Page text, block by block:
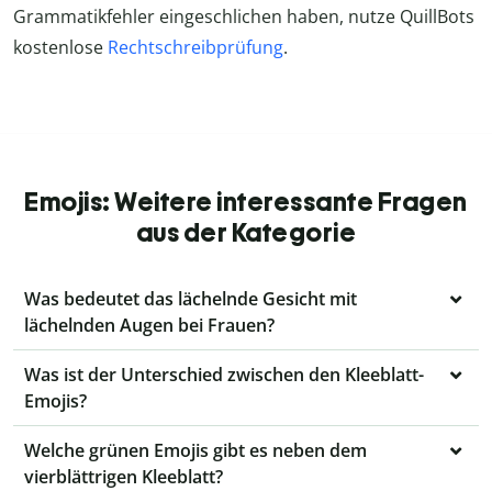
Grammatikfehler eingeschlichen haben, nutze QuillBots
kostenlose Rechtschreibprüfung.
Emojis: Weitere interessante Fragen
aus der Kategorie
Was bedeutet das lächelnde Gesicht mit
lächelnden Augen bei Frauen?
Was ist der Unterschied zwischen den Kleeblatt-
Emojis?
Welche grünen Emojis gibt es neben dem
vierblättrigen Kleeblatt?